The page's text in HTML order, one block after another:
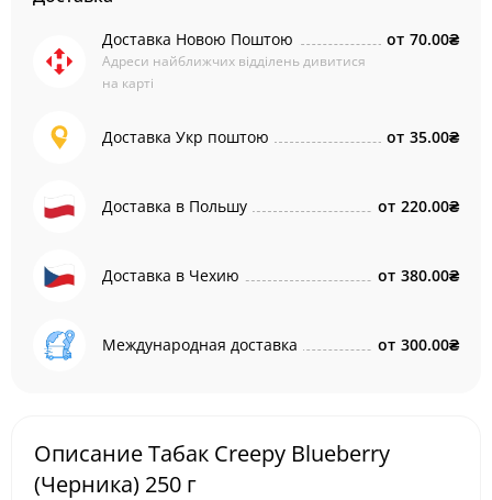
Доставка Новою Поштою
Адреси найближчих відділень дивитися
на карті
от 70.00₴
Доставка Укр поштою от 35.00₴
Доставка в Польшу от 220.00₴
Доставка в Чехию от 380.00₴
Международная доставка от 300.00₴
Описание Табак Creepy Blueberry
(Черника) 250 г